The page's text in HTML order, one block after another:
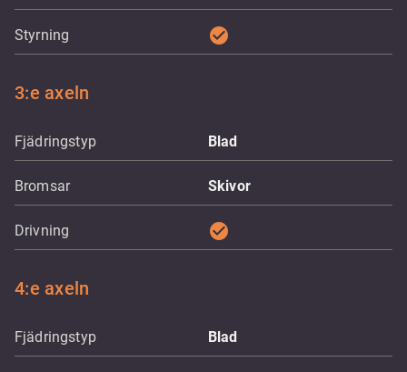
Styrning check_circle
3:e axeln
Fjädringstyp Blad
Bromsar Skivor
Drivning check_circle
4:e axeln
Fjädringstyp Blad